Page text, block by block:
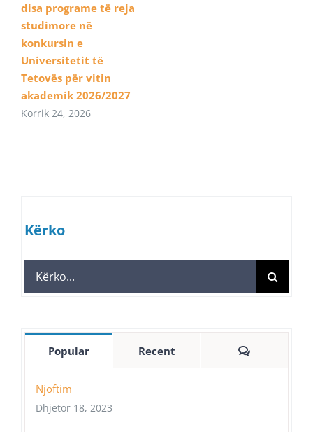
disa programe të reja
studimore në
konkursin e
Universitetit të
Tetovës për vitin
akademik 2026/2027
Korrik 24, 2026
Kërko
Search
for:
Popular Recent Comments
Njoftim
Dhjetor 18, 2023